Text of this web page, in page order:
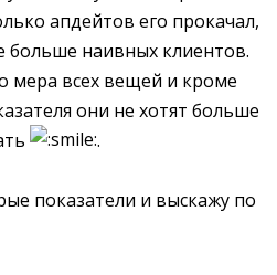
апдейтов его прокачал,
больше наивных клиентов.
мера всех вещей и кроме
они не хотят больше
.
показатели и выскажу по